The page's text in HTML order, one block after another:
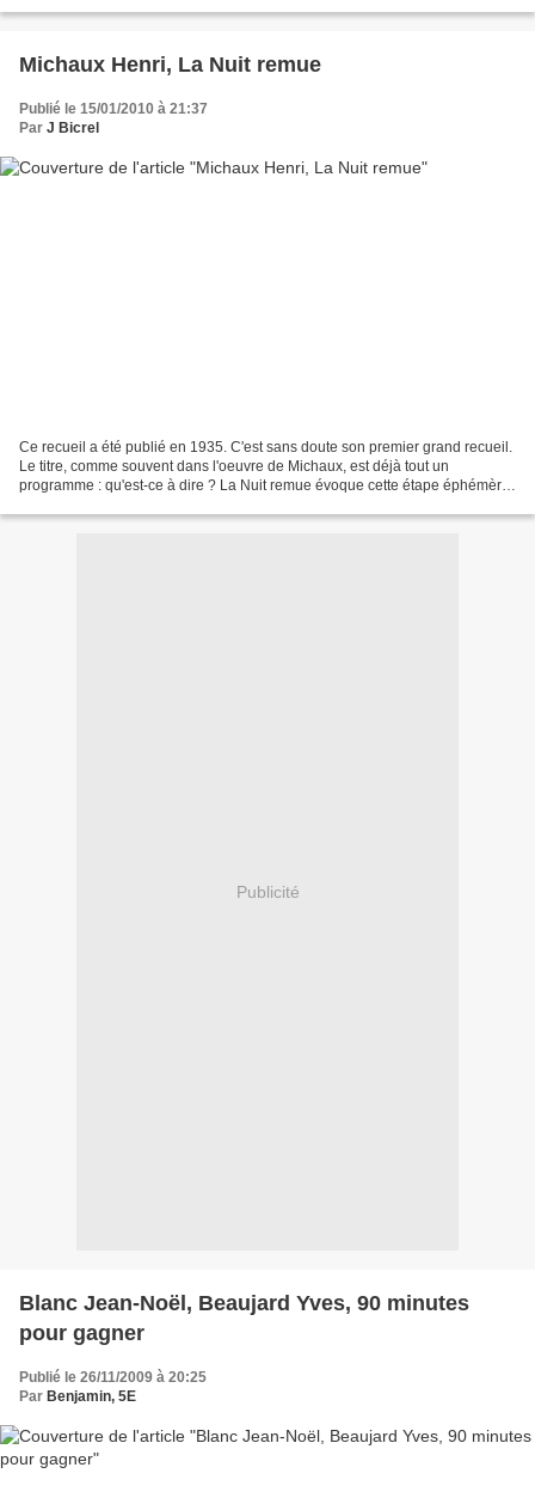
Michaux Henri, La Nuit remue
Publié le 15/01/2010 à 21:37
Par J Bicrel
Ce recueil a été publié en 1935. C'est sans doute son premier grand recueil.
Le titre, comme souvent dans l'oeuvre de Michaux, est déjà tout un
programme : qu'est-ce à dire ? La Nuit remue évoque cette étape éphémère,
Publicité
Blanc Jean-Noël, Beaujard Yves, 90 minutes
pour gagner
Publié le 26/11/2009 à 20:25
Par Benjamin, 5E